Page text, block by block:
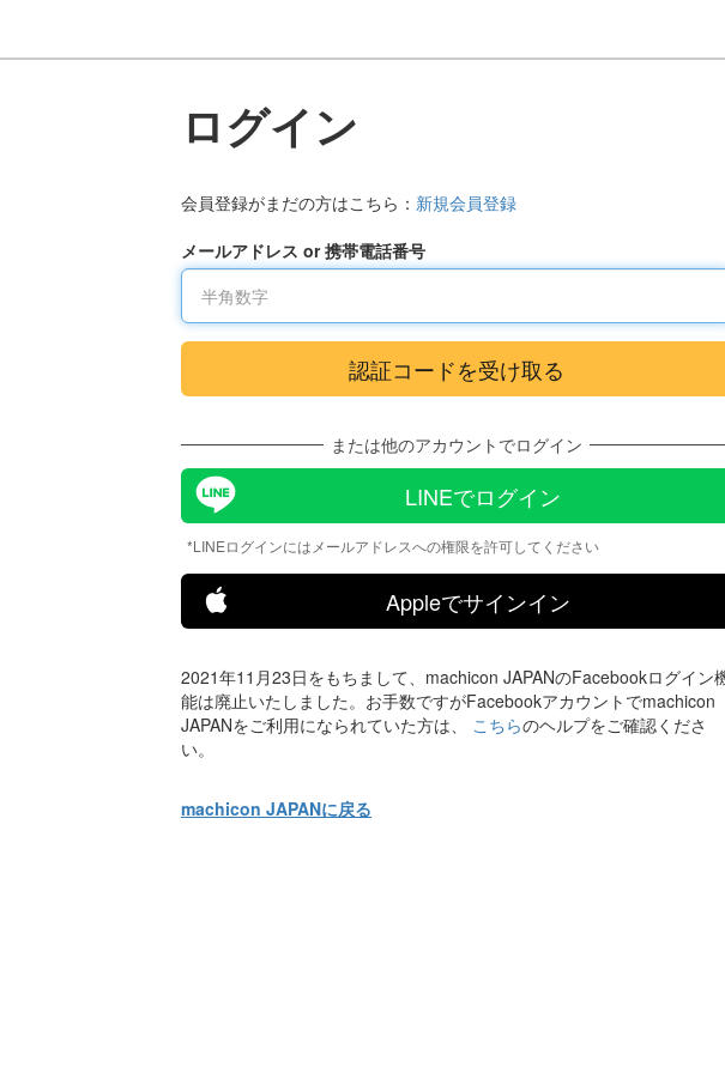
ログイン
会員登録がまだの方はこちら： 新規会員登録
メールアドレス or 携帯電話番号
または他のアカウントでログイン
LINEでログイン
*LINEログインにはメールアドレスへの権限を許可してください
Appleでサインイン
2021年11月23日をもちまして、machicon JAPANのFacebookログイン
能は廃止いたしました。お手数ですがFacebookアカウントでmachicon
JAPANをご利用になられていた方は、 こちらのヘルプをご確認くださ
い。
machicon JAPANに戻る